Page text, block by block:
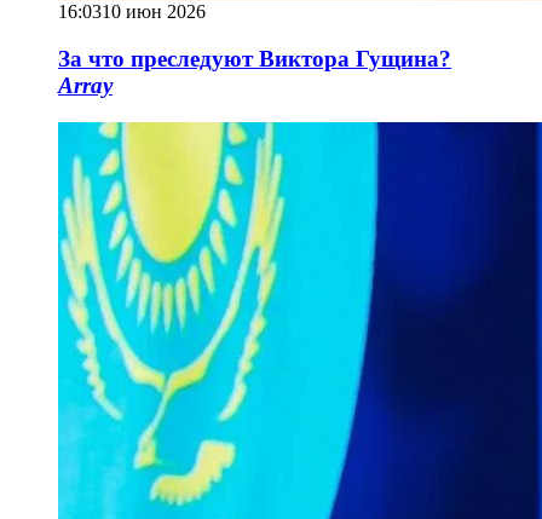
16:0310 июн 2026
За что преследуют Виктора Гущина?
Array